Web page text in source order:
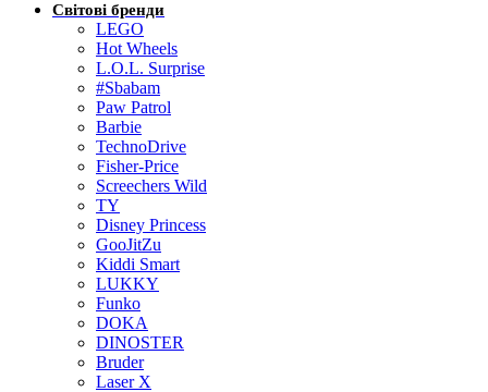
Світові бренди
LEGO
Hot Wheels
L.O.L. Surprise
#Sbabam
Paw Patrol
Barbie
TechnoDrive
Fisher-Price
Screechers Wild
TY
Disney Princess
GooJitZu
Kiddi Smart
LUKKY
Funko
DOKA
DINOSTER
Bruder
Laser X